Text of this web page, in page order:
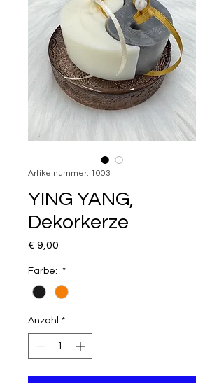
Artikelnummer: 1003
YING YANG,
Dekorkerze
€ 9,00
Farbe: *
Anzahl *